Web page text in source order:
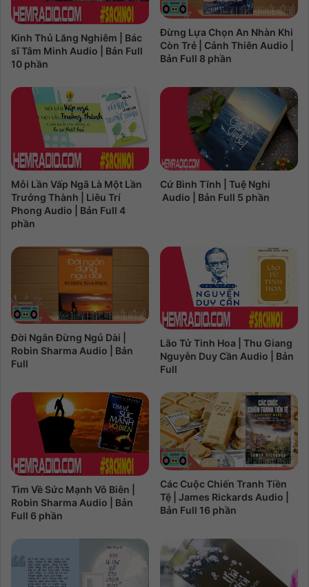
Kinh Thủ Lăng Nghiêm | Bác
sĩ Tâm Minh Audio | Bản Full
10 phần
Đừng Lựa Chọn An Nhàn Khi
Còn Trẻ | Cảnh Thiên Audio |
Bản Full 8 phần
Mỗi Lần Vấp Ngã Là Một Lần
Trưởng Thành | Liêu Trí
Phong Audio | Bản Full 4
phần
Cứ Bình Tĩnh | Tuệ Nghi
Audio | Bản Full 5 phần
Đời Ngắn Đừng Ngủ Dài |
Robin Sharma Audio | Bản
Full
Lão Tử Tinh Hoa | Thu Giang
Nguyễn Duy Cần Audio | Bản
Full
Tìm Về Sức Mạnh Vô Biên |
Robin Sharma Audio | Bản
Full 6 phần
Các Cuộc Chiến Tranh Tiền
Tệ | James Rickards Audio |
Bản Full 16 phần